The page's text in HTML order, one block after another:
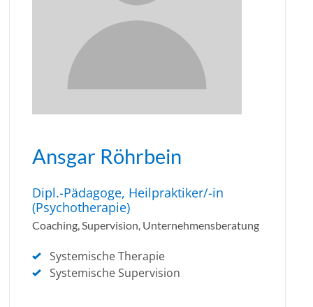
Ansgar Röhrbein
Dipl.-Pädagoge, Heilpraktiker/-in
(Psychotherapie)
Coaching, Supervision, Unternehmensberatung
Systemische Therapie
Systemische Supervision